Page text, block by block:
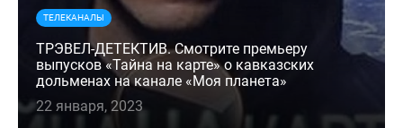
ТЕЛЕКАНАЛЫ
ТРЭВЕЛ-ДЕТЕКТИВ. Смотрите премьеру
выпусков «Тайна на карте» о кавказских
дольменах на канале «Моя планета»
22 января, 2023